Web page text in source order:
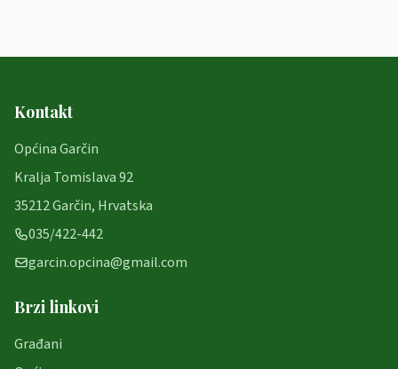
Kontakt
Općina Garčin
Kralja Tomislava 92
35212 Garčin, Hrvatska
035/422-442
garcin.opcina@gmail.com
Brzi linkovi
Građani